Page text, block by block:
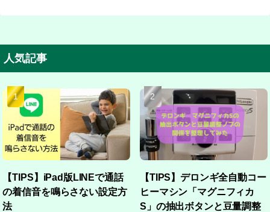
人気記事
【TIPS】iPad版LINEで通話
の着信音を鳴らさない設定方
法
【TIPS】デロンギ全自動コー
ヒーマシン「マグニフィカ
S」の抽出ボタンと豆量調整